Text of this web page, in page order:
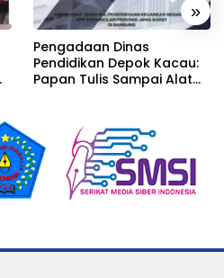
»
Pengadaan Dinas
Pendidikan Depok Kacau:
Papan Tulis Sampai Alat
Disembunyikan!